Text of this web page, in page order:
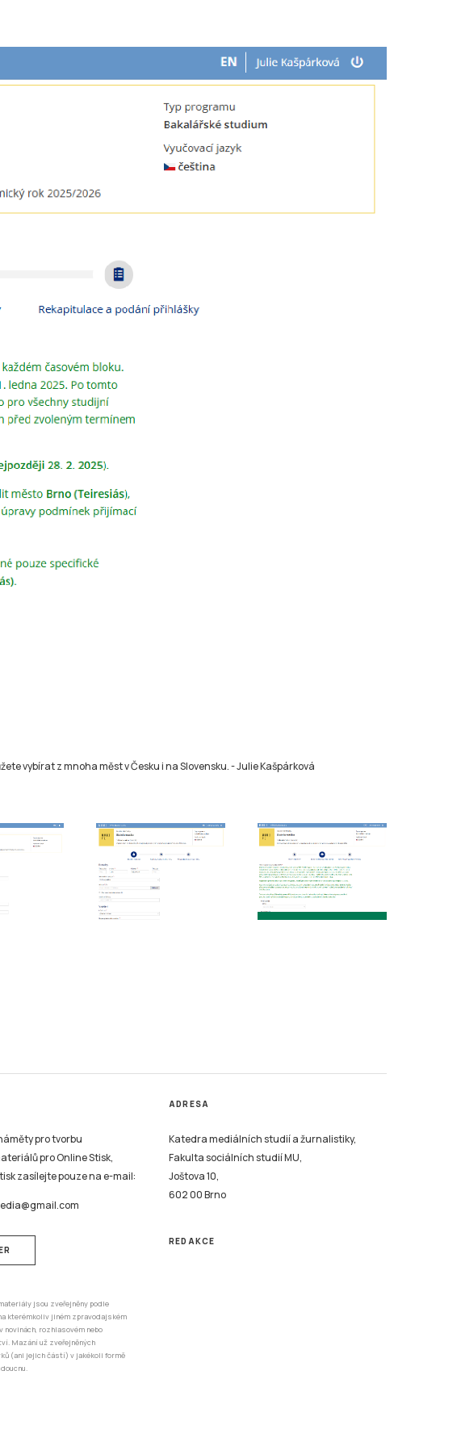
vybírat z mnoha měst v Česku i na Slovensku.-Julie Kašpárková
pro tvorbu
pro Online Stisk,
zasílejte pouze na e-mail:
jsou zveřejněny podle
kterémkoliv jiném zpravodajském
novinách, rozhlasovém nebo
Mazání už zveřejněných
(ani jejich částí) v jakékoli formě
ADRESA
Katedra mediálních studií a žurnalistiky,
Fakulta sociálních studií MU,
Joštova 10,
602 00 Brno
REDAKCE